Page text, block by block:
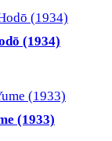
(1934)
(1933)